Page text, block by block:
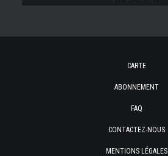
CARTE
ABONNEMENT
FAQ
CONTACTEZ-NOUS
MENTIONS LÉGALES